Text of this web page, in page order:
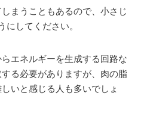
まうこともあるので、小さじ
してください。
エネルギーを生成する回路な
る必要がありますが、肉の脂
いと感じる人も多いでしょ